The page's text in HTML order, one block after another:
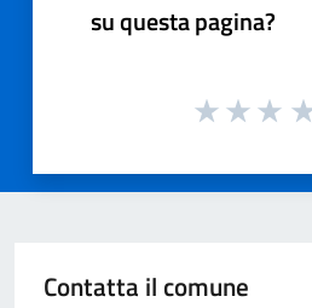
su questa pagina?
Contatta il comune